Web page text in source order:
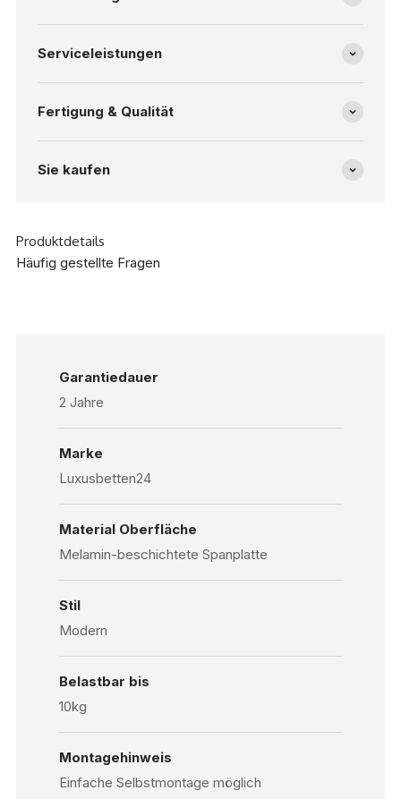
Serviceleistungen
Fertigung & Qualität
Sie kaufen
Produktdetails
Häufig gestellte Fragen
Garantiedauer
2 Jahre
Marke
Luxusbetten24
Material Oberfläche
Melamin-beschichtete Spanplatte
Stil
Modern
Belastbar bis
10kg
Montagehinweis
Einfache Selbstmontage möglich